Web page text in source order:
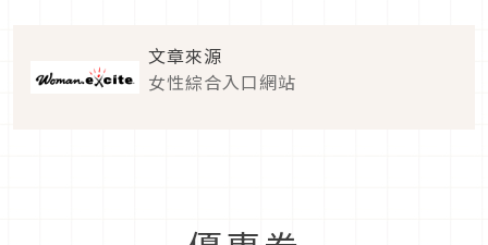
文章來源
女性綜合入口網站